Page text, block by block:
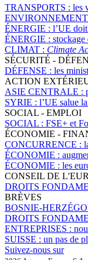
TRANSPORTS : les
ÉNERGIE : l’UE
ÉNERGIE : stockage
CLIMAT : Climate
SÉCURITÉ -
DÉFENSE : les
ACTION
ASIE CENTRALE :
SYRIE : l’UE salue
SOCIAL - EMPLOI
SOCIAL : FSE+ et
ÉCONOMIE -
CONCURRENCE :
ÉCONOMIE :
ÉCONOMIE : les
CONSEIL DE
DROITS
BRÈVES
BOSNIE-
DROITS
ENTREPRISES :
SUISSE : un pas de
Suivez-nous sur